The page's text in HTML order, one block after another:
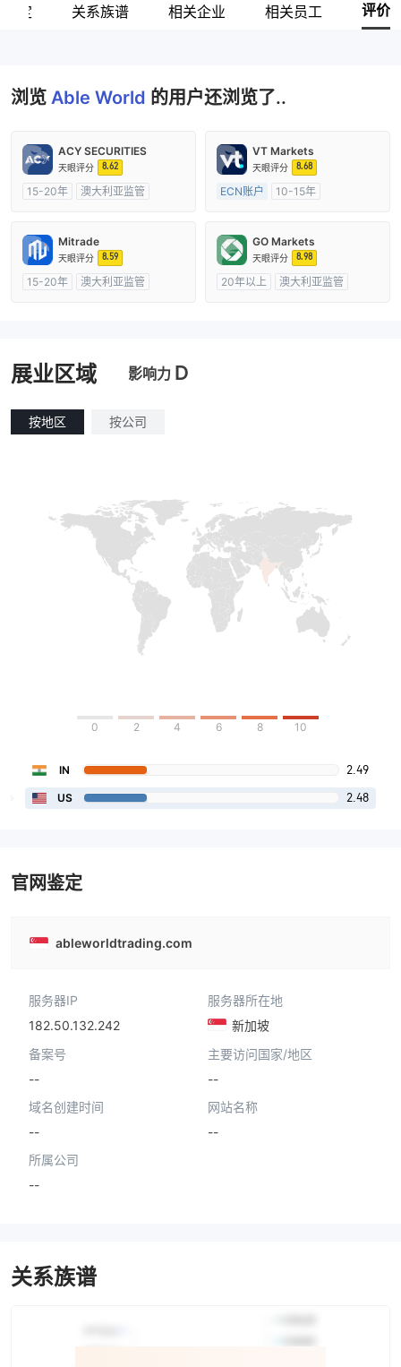
定 关系族谱 相关企业 相关员工 评价
浏览 Able World 的用户还浏览了..
ACY SECURITIES
天眼评分 8.62
15-20年
澳大利亚监管
VT Markets
天眼评分 8.68
ECN账户
10-15年
主标MT4
Mitrade
天眼评分 8.59
15-20年
澳大利亚监管
GO Markets
天眼评分 8.98
20年以上
澳大利亚监管
展业区域 影响力 D
按地区 按公司
0 2 4 6 8 10
IN 2.49
US 2.48
官网鉴定
ableworldtrading.com
服务器IP
182.50.132.242
服务器所在地
新加坡
备案号
--
主要访问国家/地区
--
域名创建时间
--
网站名称
--
所属公司
--
关系族谱